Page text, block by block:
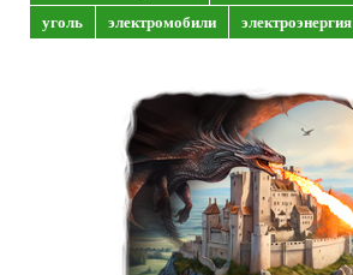
уголь
электромобили электроэнергия